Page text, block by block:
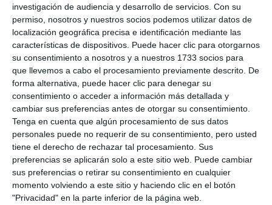
investigación de audiencia y desarrollo de servicios. Con su
permiso, nosotros y nuestros socios podemos utilizar datos de
localización geográfica precisa e identificación mediante las
características de dispositivos. Puede hacer clic para otorgarnos
su consentimiento a nosotros y a nuestros 1733 socios para
que llevemos a cabo el procesamiento previamente descrito. De
forma alternativa, puede hacer clic para denegar su
consentimiento o acceder a información más detallada y
cambiar sus preferencias antes de otorgar su consentimiento.
Tenga en cuenta que algún procesamiento de sus datos
personales puede no requerir de su consentimiento, pero usted
tiene el derecho de rechazar tal procesamiento. Sus
preferencias se aplicarán solo a este sitio web. Puede cambiar
sus preferencias o retirar su consentimiento en cualquier
momento volviendo a este sitio y haciendo clic en el botón
"Privacidad" en la parte inferior de la página web.
el director, orgulloso del resultado de sus pupilos.
Los beneficios de subir al escenario son indudables a
cualquier edad, tal y como relata Ever Hugo Gravina,
alumno del taller de adultos. Gravina asegura que se
apuntó “por recomendación de una amiga y no
tengo ningún arrepentimiento, es de lo mejor. Es
una actividad extralaboral muy buena, te relaja y te
hace desconectar completamente. Lo recomiendo
siempre”.
Comparte esta noticia desde el siguiente enlace: